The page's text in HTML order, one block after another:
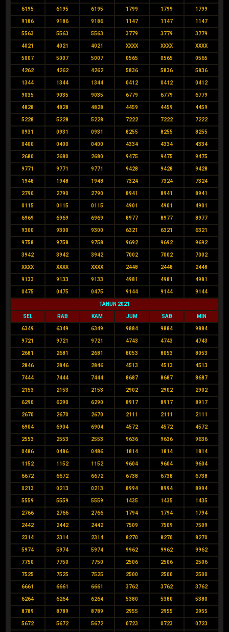
6195 6195 6195 1799 1799 1799
9186 9186 9186 1147 1147 1147
5563 5563 5563 3779 3779 3779
4021 4021 4021 XXXX XXXX XXXX
5007 5007 5007 0565 0565 0565
4262 4262 4262 5836 5836 5836
1344 1344 1344 0412 0412 0412
9035 9035 9035 6779 6779 6779
4828 4828 4828 4459 4459 4459
5228 5228 5228 7222 7222 7222
0931 0931 0931 8255 8255 8255
0400 0400 0400 4334 4334 4334
2680 2680 2680 9475 9475 9475
9771 9771 9771 9428 9428 9428
1948 1948 1948 7324 7324 7324
2790 2790 2790 8941 8941 8941
0115 0115 0115 4901 4901 4901
6969 6969 6969 8977 8977 8977
9300 9300 9300 6321 6321 6321
9758 9758 9758 9692 9692 9692
3942 3942 3942 7002 7002 7002
XXXX XXXX XXXX 2448 2448 2448
9133 9133 9133 4981 4981 4981
0475 0475 0475 9144 9144 9144
TAHUN 2021
SEL RAB KAM JUM SAB MIN
6349 6349 6349 9884 9884 9884
9721 9721 9721 4743 4743 4743
2681 2681 2681 8053 8053 8053
2846 2846 2846 4513 4513 4513
7444 7444 7444 8687 8687 8687
2153 2153 2153 2902 2902 2902
6290 6290 6290 8917 8917 8917
2670 2670 2670 2111 2111 2111
6904 6904 6904 4572 4572 4572
2553 2553 2553 9636 9636 9636
0486 0486 0486 1814 1814 1814
1152 1152 1152 9604 9604 9604
6672 6672 6672 6738 6738 6738
0213 0213 0213 8994 8994 8994
5559 5559 5559 1435 1435 1435
2766 2766 2766 1794 1794 1794
2442 2442 2442 7509 7509 7509
2314 2314 2314 8270 8270 8270
5974 5974 5974 9962 9962 9962
7750 7750 7750 2506 2506 2506
7525 7525 7525 2500 2500 2500
6661 6661 6661 3762 3762 3762
6264 6264 6264 5380 5380 5380
8789 8789 8789 2955 2955 2955
5672 5672 5672 0723 0723 0723